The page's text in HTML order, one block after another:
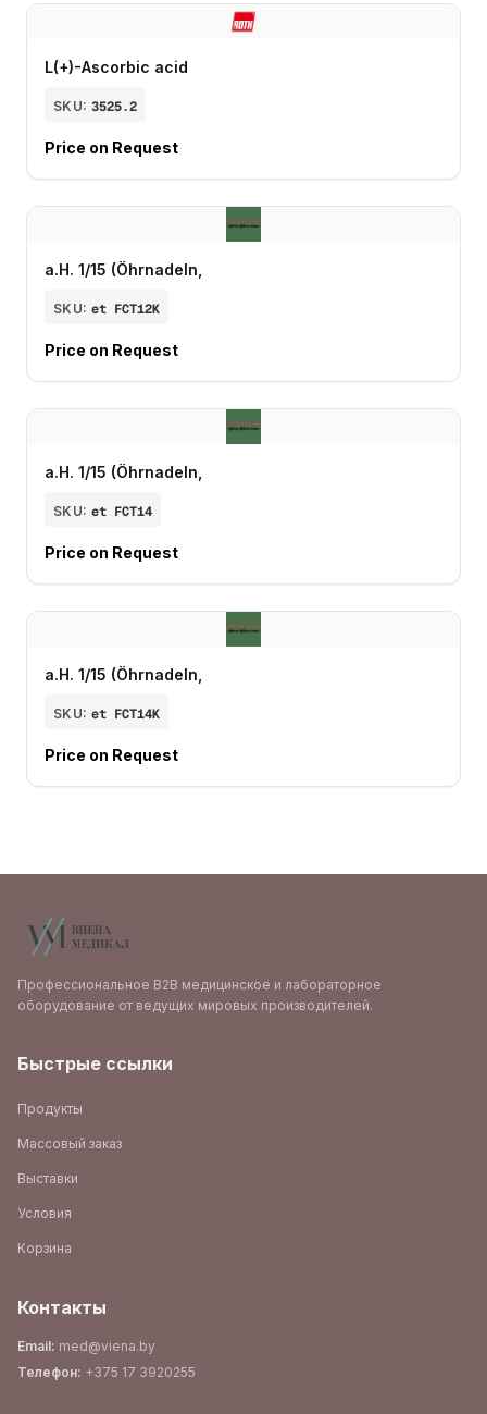
L(+)-Ascorbic acid
SKU: 3525.2
Price on Request
a.H. 1/15 (Öhrnadeln,
SKU: et FCT12K
Price on Request
a.H. 1/15 (Öhrnadeln,
SKU: et FCT14
Price on Request
a.H. 1/15 (Öhrnadeln,
SKU: et FCT14K
Price on Request
Профессиональное B2B медицинское и лабораторное
оборудование от ведущих мировых производителей.
Быстрые ссылки
Продукты
Массовый заказ
Выставки
Условия
Корзина
Контакты
Email: med@viena.by
Телефон: +375 17 3920255